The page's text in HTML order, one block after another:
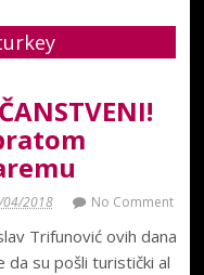
2018 No Comment
Trifunović ovih dana
da su pošli turistički al